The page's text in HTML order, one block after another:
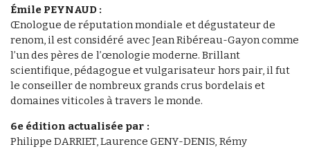
Émile PEYNAUD :
Œnologue de réputation mondiale et dégustateur de
renom, il est considéré avec Jean Ribéreau-Gayon comme
l’un des pères de l’œnologie moderne. Brillant
scientifique, pédagogue et vulgarisateur hors pair, il fut
le conseiller de nombreux grands crus bordelais et
domaines viticoles à travers le monde.
6e édition actualisée par :
Philippe DARRIET, Laurence GENY-DENIS, Rémy